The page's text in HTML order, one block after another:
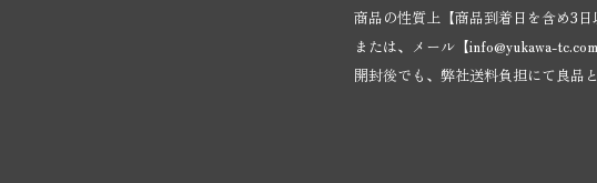
商品の性質上【商品到着日を含め3
または、メール【info@yukawa-tc.com
開封後でも、弊社送料負担にて良品